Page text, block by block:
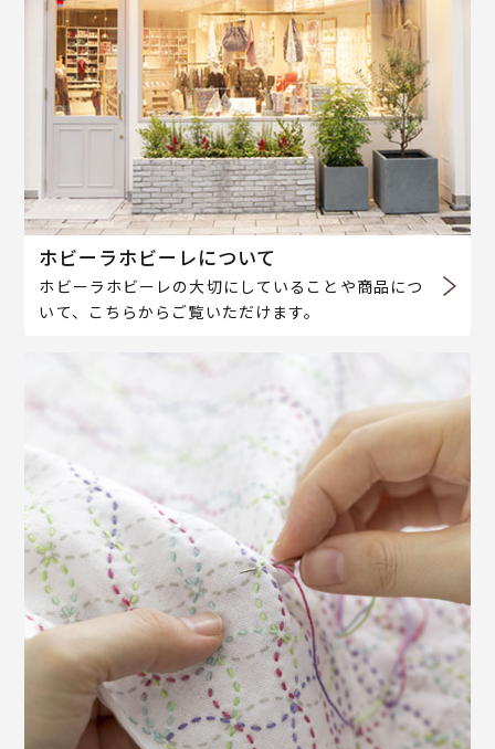
ホビーラホビーレについて
ホビーラホビーレの大切にしていることや商品につ
いて、こちらからご覧いただけます。